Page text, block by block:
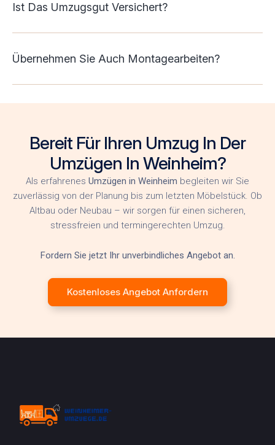
Ist Das Umzugsgut Versichert?
Übernehmen Sie Auch Montagearbeiten?
Bereit Für Ihren Umzug In Der
Umzügen In Weinheim?
Als erfahrenes Umzügen in Weinheim begleiten wir Sie
zuverlässig von der Planung bis zum letzten Möbelstück. Ob
Altbau oder Neubau – wir sorgen für einen sicheren,
stressfreien und termingerechten Umzug.
Fordern Sie jetzt Ihr unverbindliches Angebot an.
Kostenloses Angebot Anfordern